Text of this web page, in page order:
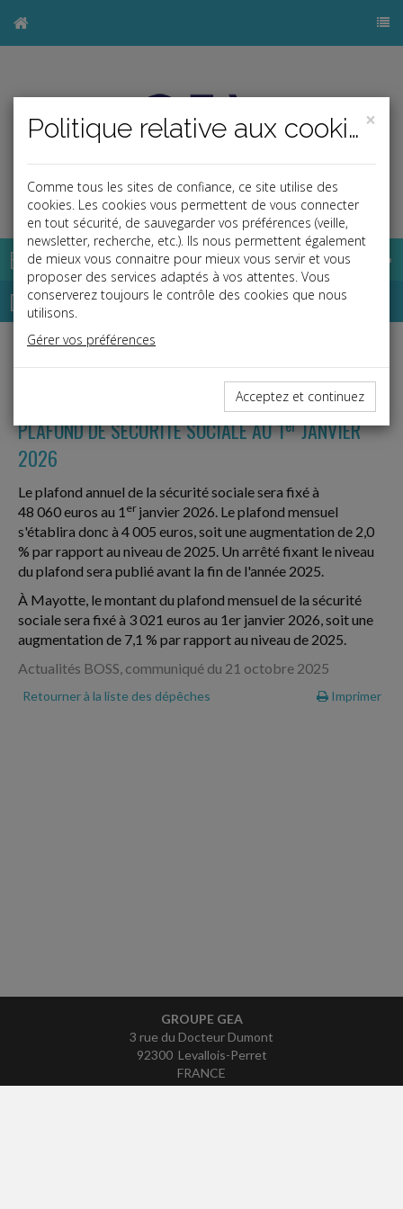
Base documentaire
Dépêches
PLAFOND DE SÉCURITÉ SOCIALE AU 1erJANVIER
2026
Le plafond annuel de la sécurité sociale sera fixé à
48 060 euros au 1 er janvier 2026. Le plafond mensuel
s'établira donc à 4 005 euros, soit une augmentation de 2,0
% par rapport au niveau de 2025. Un arrêté fixant le niveau
du plafond sera publié avant la fin de l'année 2025.
À Mayotte, le montant du plafond mensuel de la sécurité
sociale sera fixé à 3 021 euros au 1er janvier 2026, soit une
augmentation de 7,1 % par rapport au niveau de 2025.
Actualités BOSS, communiqué du 21 octobre 2025
Retourner à la liste des dépêches Imprimer
GROUPE GEA
3 rue du Docteur Dumont
92300 Levallois-Perret
FRANCE
Tél : 01 41 49 95 50
×
Politique relative aux cookies
Comme tous les sites de confiance, ce site utilise des
cookies. Les cookies vous permettent de vous connecter
en tout sécurité, de sauvegarder vos préférences (veille,
newsletter, recherche, etc.). Ils nous permettent également
de mieux vous connaitre pour mieux vous servir et vous
proposer des services adaptés à vos attentes. Vous
conserverez toujours le contrôle des cookies que nous
utilisons.
Gérer vos préférences
Acceptez et continuez